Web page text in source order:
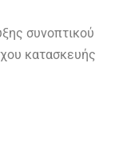
συνοπτικού
κατασκευής